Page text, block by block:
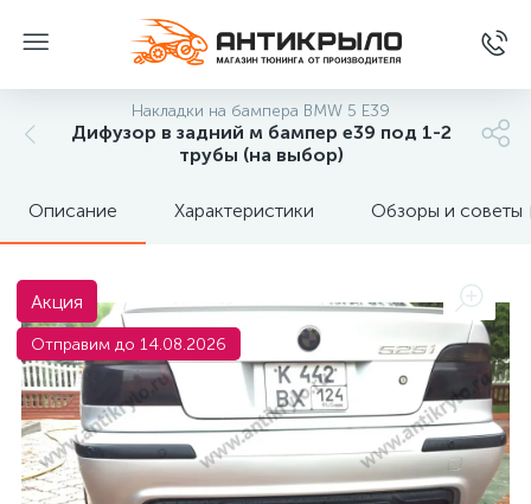
Накладки на бампера BMW 5 E39
Дифузор в задний м бампер е39 под 1-2
трубы (на выбор)
Описание Характеристики Обзоры и советы
Акция
Отправим до 14.08.2026